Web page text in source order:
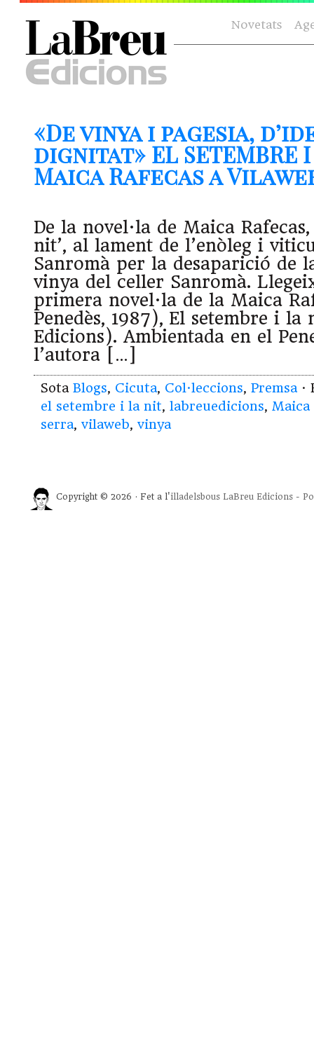
Novetats
«De vinya i pagesia,
dignitat» EL SETEMBRE
Maica Rafecas a Vilaweb
De la novel·la de Maica
nit’, al lament de l’enòleg i
Sanromà per la desaparició de
vinya del celler Sanromà.
primera novel·la de la Maica
Penedès, 1987), El setembre i
Edicions). Ambientada en el
l’autora […]
Sota Blogs, Cicuta, Col·leccions, Premsa ·
el setembre i la nit, labreuedicions, Maica
serra, vilaweb, vinya
Copyright © 2026 · Fet a l'illadelsbous LaBreu Edicions -